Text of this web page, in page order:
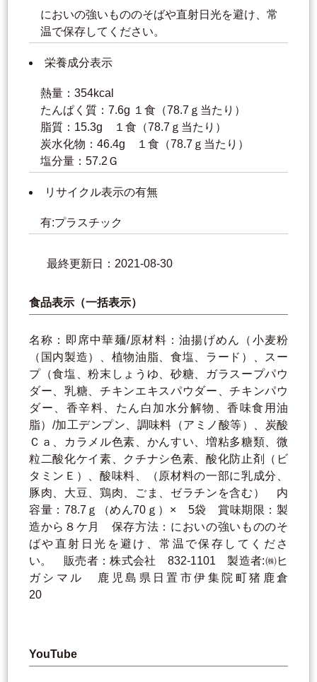
においの強いもののそばや直射日光を避け、常
温で保存してください。
栄養成分表示
熱量：354kcal
たんぱく質：7.6g １食（78.7ｇ当たり）
脂質：15.3g １食（78.7ｇ当たり）
炭水化物：46.4g １食（78.7ｇ当たり）
塩分量：57.2Ｇ
リサイクル表示の有無
有:プラスチック
最終更新日：2021-08-30
食品表示（一括表示）
名称：即席中華麺/原材料：油揚げめん（小麦粉
（国内製造）、植物油脂、食塩、ラード）、スー
プ（食塩、粉末しょうゆ、砂糖、ガラスープパウ
ダー、乳糖、チキンエキスパウダー、チキンパウ
ダー、香辛料、たん白加水分解物、香味食用油
脂）/加工デンプン、調味料（アミノ酸等）、炭酸
Ｃａ、カラメル色素、かんすい、増粘多糖類、微
粒二酸化ケイ素、クチナシ色素、酸化防止剤（ビ
タミンＥ）、酸味料、（原材料の一部に乳成分、
豚肉、大豆、鶏肉、ごま、ゼラチンを含む） 内
容量：78.7ｇ（めん70ｇ）× 5袋 賞味期限：製
造から８ケ月 保存方法：においの強いもののそ
ばや直射日光を避け、常温で保存してくださ
い。 販売者：株式会社 832-1101 製造者:㈱ヒ
ガシマル 鹿児島県日置市伊集院町猪鹿倉
20
YouTube